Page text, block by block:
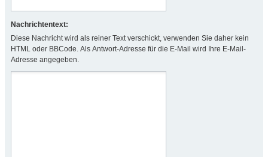
Nachrichtentext:
Diese Nachricht wird als reiner Text verschickt, verwenden Sie daher kein
HTML oder BBCode. Als Antwort-Adresse für die E-Mail wird Ihre E-Mail-
Adresse angegeben.